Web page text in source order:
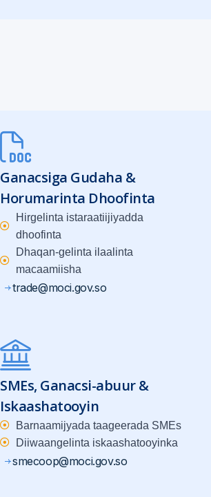
Ganacsiga Gudaha &
Horumarinta Dhoofinta
Hirgelinta istaraatiijiyadda
dhoofinta
Dhaqan-gelinta ilaalinta
macaamiisha
trade@moci.gov.so
SMEs, Ganacsi-abuur &
Iskaashatooyin
Barnaamijyada taageerada SMEs
Diiwaangelinta iskaashatooyinka
smecoop@moci.gov.so